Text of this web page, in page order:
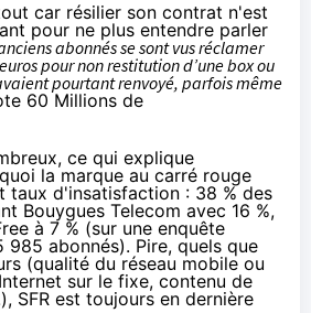
car résilier son contrat n'est
pour ne plus entendre parler
abonnés se sont vus réclamer
pour non restitution d’une box ou
pourtant renvoyé, parfois même
60 Millions de
ce qui explique
la marque au carré rouge
taux d'insatisfaction : 38 % des
Bouygues Telecom avec 16 %,
à 7 % (sur une enquête
985 abonnés). Pire, quels que
(qualité du réseau mobile ou
sur le fixe, contenu de
SFR est toujours en dernière